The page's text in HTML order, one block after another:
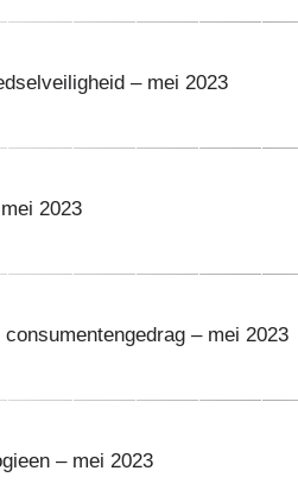
– mei 2023
2023
– mei 2023
– mei 2023